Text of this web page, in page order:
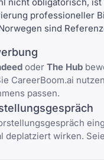
professioneller
sind
oder The Hub
CareerBoom.ai
passen.
deplatziert wirken.